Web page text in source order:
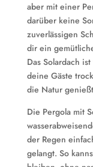
aber mit einer
darüber keine
zuverlässigen
dir ein
Das Solardach
deine Gäste
die Natur
Die Pergola mit
der Regen
gelangt. So